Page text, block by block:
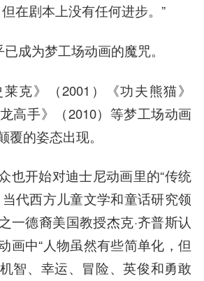
但在剧本上没有任何进步。”
成为梦工场动画的魔咒。
克》（2001）《功夫熊猫》
龙高手》（2010）等梦工场动画
的姿态出现。
也开始对迪士尼动画里的“传统
代西方儿童文学和童话研究领
一德裔美国教授杰克·齐普斯认
画中“人物虽然有些简单化，但
智、幸运、冒险、英俊和勇敢